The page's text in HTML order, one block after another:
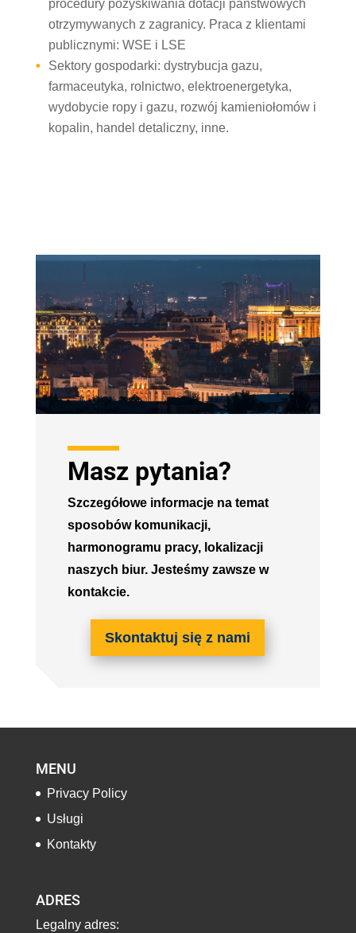
procedury pozyskiwania dotacji państwowych
otrzymywanych z zagranicy. Praca z klientami
publicznymi: WSE i LSE
Sektory gospodarki: dystrybucja gazu,
farmaceutyka, rolnictwo, elektroenergetyka,
wydobycie ropy i gazu, rozwój kamieniołomów i
kopalin, handel detaliczny, inne.
Masz pytania?
Szczegółowe informacje na temat
sposobów komunikacji,
harmonogramu pracy, lokalizacji
naszych biur. Jesteśmy zawsze w
kontakcie.
Skontaktuj się z nami
MENU
Privacy Policy
Usługi
Kontakty
ADRES
Legalny adres: